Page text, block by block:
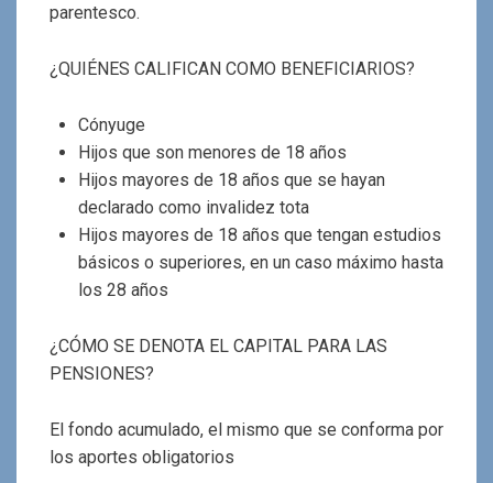
parentesco.
¿QUIÉNES CALIFICAN COMO BENEFICIARIOS?
Cónyuge
Hijos que son menores de 18 años
Hijos mayores de 18 años que se hayan
declarado como invalidez tota
Hijos mayores de 18 años que tengan estudios
básicos o superiores, en un caso máximo hasta
los 28 años
¿CÓMO SE DENOTA EL CAPITAL PARA LAS
PENSIONES?
El fondo acumulado, el mismo que se conforma por
los aportes obligatorios